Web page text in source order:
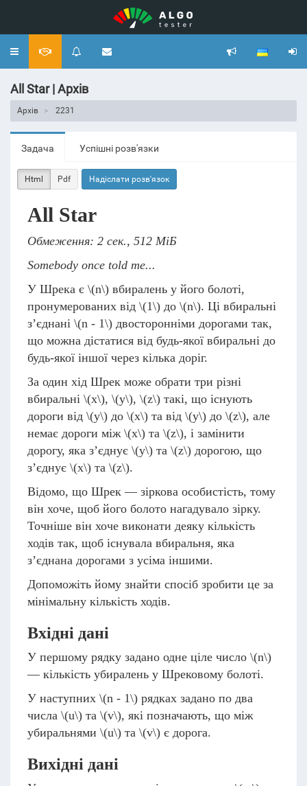
Toggle
All Star | Архів
Архів 2231
Задача Успішні розв'язки
Html Pdf Надіслати розв'язок
All Star
Обмеження: 2 сек., 512 МіБ
Somebody once told me...
У Шрека є \(n\) вбиралень у його болоті,
пронумерованих від \(1\) до \(n\). Ці вбиральні
з’єднані \(n - 1\) двосторонніми дорогами так,
що можна дістатися від будь-якої вбиральні до
будь-якої іншої через кілька доріг.
За один хід Шрек може обрати три різні
вбиральні \(x\), \(y\), \(z\) такі, що існують
дороги від \(y\) до \(x\) та від \(y\) до \(z\), але
немає дороги між \(x\) та \(z\), і замінити
дорогу, яка з’єднує \(y\) та \(z\) дорогою, що
з’єднує \(x\) та \(z\).
Відомо, що Шрек — зіркова особистість, тому
він хоче, щоб його болото нагадувало зірку.
Точніше він хоче виконати деяку кількість
ходів так, щоб існувала вбиральня, яка
з’єднана дорогами з усіма іншими.
Допоможіть йому знайти спосіб зробити це за
мінімальну кількість ходів.
Вхідні дані
У першому рядку задано одне ціле число \(n\)
— кількість убиралень у Шрековому болоті.
У наступних \(n - 1\) рядках задано по два
числа \(u\) та \(v\), які позначають, що між
убиральнями \(u\) та \(v\) є дорога.
Вихідні дані